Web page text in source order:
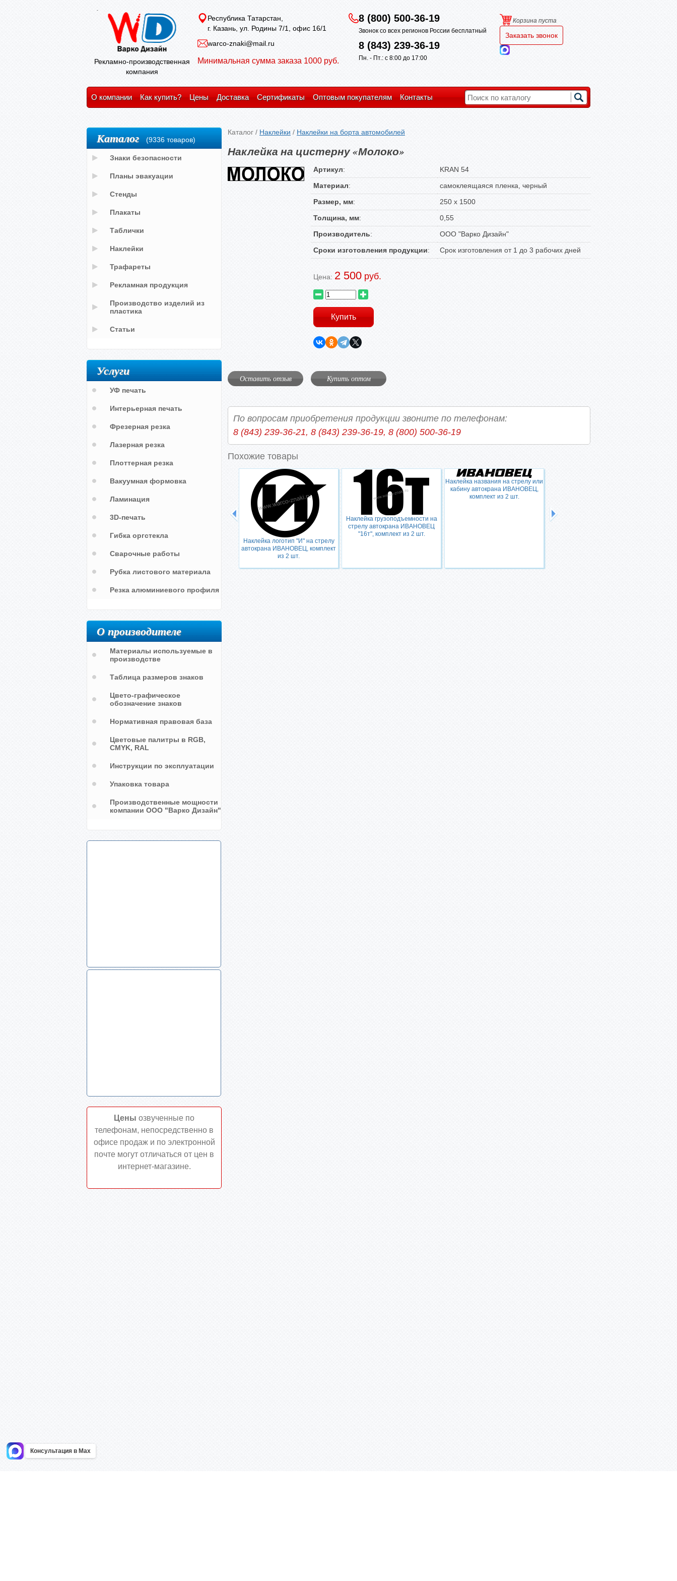
Рекламно-производственная
компания
Республика Татарстан,
г. Казань, ул. Родины 7/1, офис 16/1
warco-znaki@mail.ru
Минимальная сумма заказа 1000 руб.
8 (800) 500-36-19
Звонок со всех регионов России бесплатный
8 (843) 239-36-19
Пн. - Пт.: с 8:00 до 17:00
Корзина пуста
Заказать звонок
О компании Как купить? Цены Доставка Сертификаты Оптовым покупателям Контакты
Каталог / Наклейки / Наклейки на борта автомобилей
Наклейка на цистерну «Молоко»
Артикул:
KRAN 54
Материал:
самоклеящаяся пленка, черный
Размер, мм:
250 х 1500
Толщина, мм:
0,55
Производитель:
ООО "Варко Дизайн"
Сроки изготовления продукции: Срок изготовления от 1 до 3 рабочих дней
Цена: 2 500 руб.
Оставить отзыв Купить оптом
По вопросам приобретения продукции звоните по телефонам:
8 (843) 239-36-21, 8 (843) 239-36-19, 8 (800) 500-36-19
Похожие товары
Наклейка логотип "И" на стрелу
автокрана ИВАНОВЕЦ, комплект
из 2 шт.
Наклейка грузоподъемности на
стрелу автокрана ИВАНОВЕЦ
"16т", комплект из 2 шт.
Наклейка названия на стрелу или
кабину автокрана ИВАНОВЕЦ,
комплект из 2 шт.
Каталог (9336 товаров)
Знаки безопасности
Планы эвакуации
Стенды
Плакаты
Таблички
Наклейки
Трафареты
Рекламная продукция
Производство изделий из
пластика
Статьи
Услуги
УФ печать
Интерьерная печать
Фрезерная резка
Лазерная резка
Плоттерная резка
Вакуумная формовка
Ламинация
3D-печать
Гибка оргстекла
Сварочные работы
Рубка листового материала
Резка алюминиевого профиля
О производителе
Материалы используемые в
производстве
Таблица размеров знаков
Цвето-графическое
обозначение знаков
Нормативная правовая база
Цветовые палитры в RGB,
CMYK, RAL
Инструкции по эксплуатации
Упаковка товара
Производственные мощности
компании ООО "Варко Дизайн"
Цены озвученные по
телефонам, непосредственно в
офисе продаж и по электронной
почте могут отличаться от цен в
интернет-магазине.
Консультация в Max